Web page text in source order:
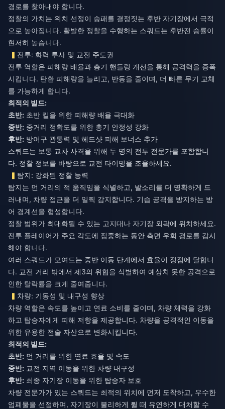
경로를 찾아내야 합니다.
정찰의 가치는 위치 선정이 승패를 결정짓는 후반 자기장에서 극적
으로 높아집니다. 활발한 정찰을 수행하는 스쿼드는 후반전 승률이
현저히 높습니다.
전투: 화력 투사 및 교전 주도권
전투 역할은 피해량 배율과 총기 핸들링 개선을 통해 공격력을 증폭
시킵니다. 탄환 피해량을 늘리고, 반동을 줄이며, 더 빠른 무기 교체
를 가능하게 합니다.
최적의 빌드:
초반: 초반 킬을 위한 피해량 배율 극대화
중반: 중거리 정확도를 위한 총기 안정성 강화
후반: 방어구 관통력 및 헤드샷 피해 보너스 추가
스쿼드는 보통 교차 사격을 위해 두 명의 전투 전문가를 포함합니
다. 정찰 정보를 바탕으로 교전 타이밍을 조율하세요.
탐지: 강화된 정찰 능력
탐지는 먼 거리의 적 움직임을 식별하고, 발소리를 더 명확하게 드
러내며, 차량 접근을 더 일찍 감지합니다. 기습 공격을 방지하는 방
어 경계선을 형성합니다.
정찰 범위가 최대화될 수 있는 고지대나 자기장 외곽에 위치하세요.
전투 플레이어가 주요 각도에 집중하는 동안 측면 우회 경로를 감시
해야 합니다.
여러 스쿼드가 모여드는 중반 이동 단계에서 효율이 정점에 달합니
다. 교전 거리 밖에서 제3의 위협을 식별하여 예상치 못한 공격으로
인한 탈락률을 크게 줄여줍니다.
차량: 기동성 및 내구성 향상
차량 역할은 속도를 높이고 연료 소비를 줄이며, 차량 체력을 강화
하고 탑승자에게 피해 저항을 제공합니다. 차량을 공격적인 이동을
위한 유용한 전술 자산으로 변화시킵니다.
최적의 빌드:
초반: 먼 거리를 위한 연료 효율 및 속도
중반: 교전 지역 이동을 위한 차량 내구성
후반: 최종 자기장 이동을 위한 탑승자 보호
차량 전문가가 있는 스쿼드는 최적의 위치에 먼저 도착하고, 우수한
엄폐물을 선점하며, 자기장이 불리하게 튈 때 유연하게 대처할 수